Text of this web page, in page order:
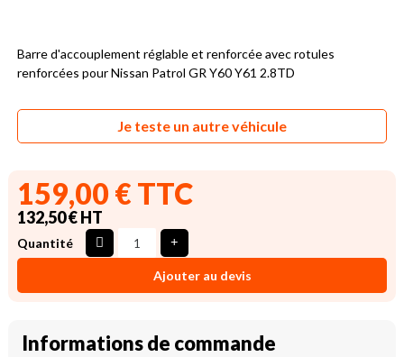
Barre d'accouplement réglable et renforcée avec rotules
renforcées pour Nissan Patrol GR Y60 Y61 2.8TD
Je teste un autre véhicule
159,00 € TTC
132,50 € HT
Quantité
Ajouter au devis
Informations de commande